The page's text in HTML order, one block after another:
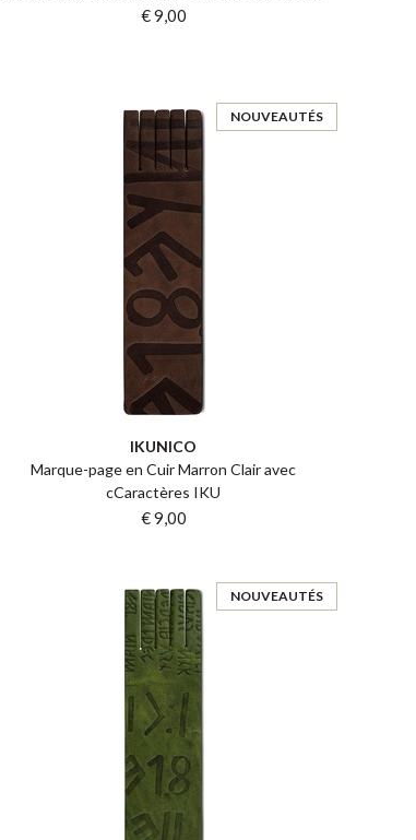
€ 9,00
NOUVEAUTÉS
IKUNICO
Marque-page en Cuir Marron Clair avec
cCaractères IKU
€ 9,00
NOUVEAUTÉS